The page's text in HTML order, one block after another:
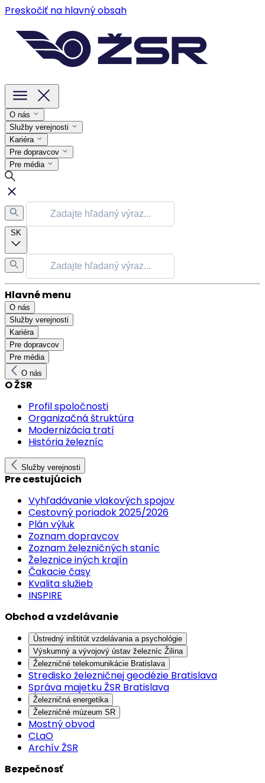
Preskočiť na hlavný obsah
O nás
Služby verejnosti
Kariéra
Pre dopravcov
Pre média
SK
Hlavné menu
O nás
Služby verejnosti
Kariéra
Pre dopravcov
Pre média
O nás
O ŽSR
Profil spoločnosti
Organizačná štruktúra
Modernizácia tratí
História železníc
Služby verejnosti
Pre cestujúcich
Vyhľadávanie vlakových spojov
Cestovný poriadok 2025/2026
Plán výluk
Zoznam dopravcov
Zoznam železničných staníc
Železnice iných krajín
Čakacie časy
Kvalita služieb
INSPIRE
Obchod a vzdelávanie
Ústredný inštitút vzdelávania a psychológie
Výskumný a vývojový ústav železníc Žilina
Železničné telekomunikácie Bratislava
Stredisko železničnej geodézie Bratislava
Správa majetku ŽSR Bratislava
Železničná energetika
Železničné múzeum SR
Mostný obvod
CLaO
Archív ŽSR
Bezpečnosť